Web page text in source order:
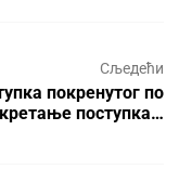
Сљедећи
покренутог по
поступка…